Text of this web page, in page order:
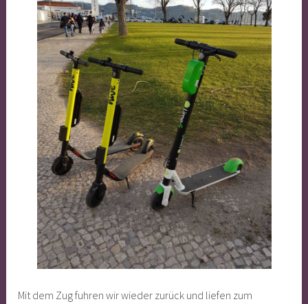
Mit dem Zug fuhren wir wieder zurück und liefen zum